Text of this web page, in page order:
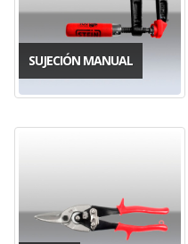
SUJECIÓN MANUAL